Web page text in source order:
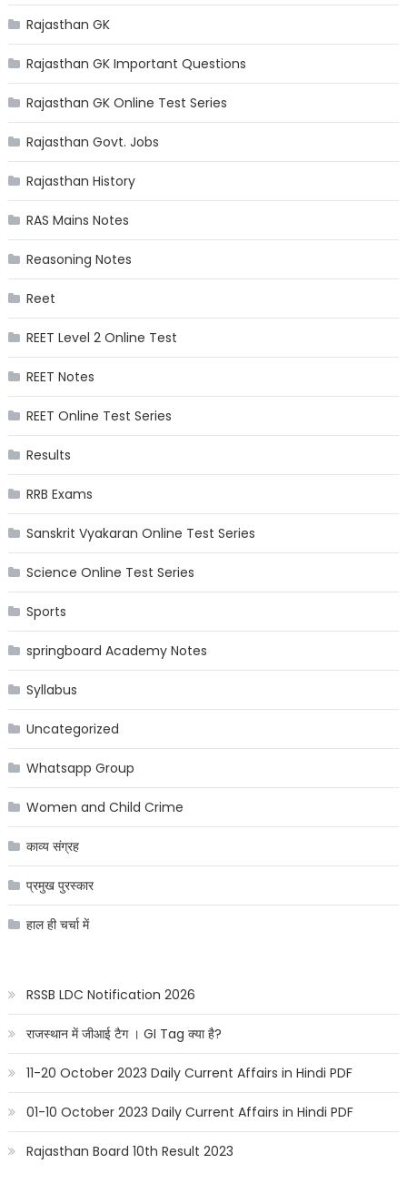
Rajasthan GK
Rajasthan GK Important Questions
Rajasthan GK Online Test Series
Rajasthan Govt. Jobs
Rajasthan History
RAS Mains Notes
Reasoning Notes
Reet
REET Level 2 Online Test
REET Notes
REET Online Test Series
Results
RRB Exams
Sanskrit Vyakaran Online Test Series
Science Online Test Series
Sports
springboard Academy Notes
Syllabus
Uncategorized
Whatsapp Group
Women and Child Crime
काव्य संग्रह
प्रमुख पुरस्कार
हाल ही चर्चा में
RSSB LDC Notification 2026
राजस्थान में जीआई टैग । GI Tag क्या है?
11-20 October 2023 Daily Current Affairs in Hindi PDF
01-10 October 2023 Daily Current Affairs in Hindi PDF
Rajasthan Board 10th Result 2023